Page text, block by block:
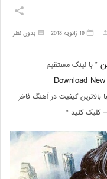
بدون نظر 19 ژانویه 2018
” با لینک مستقیم
Download
با بالاترین کیفیت در آهنگ فاخر
کلیک کنید “